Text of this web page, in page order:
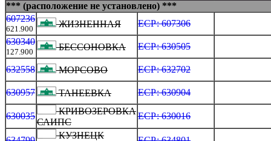
*** (расположение не установлено) ***
607236
621.900 ЖИЗНЕННАЯ
ЕСР: 607306
630340
127.900 БЕССОНОВКА ЕСР: 630505
632558 МОРСОВО ЕСР: 632702
630957 ТАНЕЕВКА ЕСР: 630904
630035
КРИВОЗЕРОВКА
САИПС
ЕСР: 630016
КУЗНЕЦК